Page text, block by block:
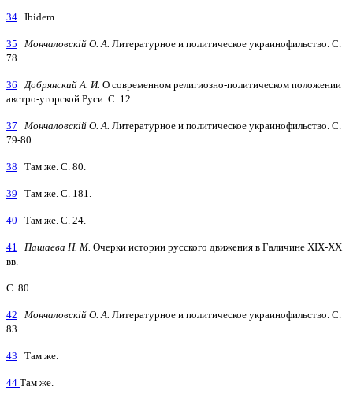
34 Ibidem.
35 Мончаловскій О. А. Литературное и политическое украинофильство. С.
78.
36 Добрянский А. И. О современном религиозно-политическом положении
австро-угорской Руси. С. 12.
37 Мончаловскій О. А. Литературное и политическое украинофильство. С.
79-80.
38 Там же. С. 80.
39 Там же. С. 181.
40 Там же. С. 24.
41 Пашаева Н. М. Очерки истории русского движения в Галичине XIX-XX
вв.
С. 80.
42 Мончаловскій О. А. Литературное и политическое украинофильство. С.
83.
43 Там же.
44 Там же.